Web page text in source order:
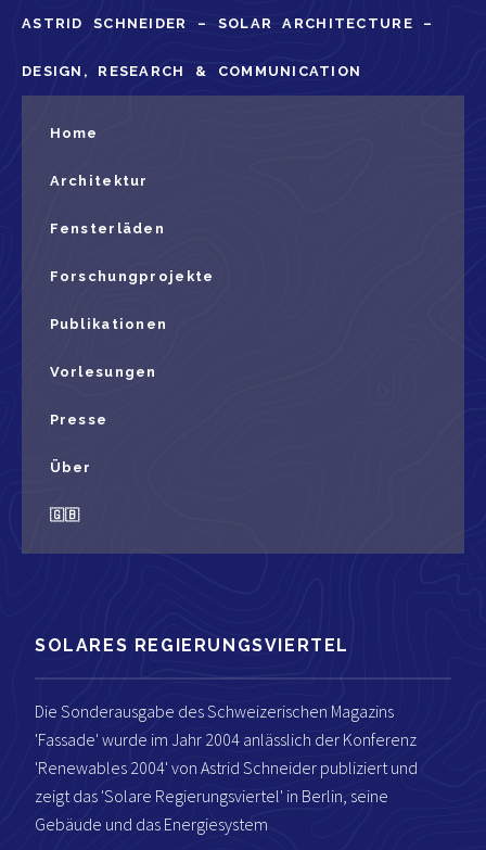
ASTRID SCHNEIDER – SOLAR ARCHITECTURE –
DESIGN, RESEARCH & COMMUNICATION
Home
Architektur
Fensterläden
Forschungprojekte
Publikationen
Vorlesungen
Presse
Über
🇬🇧
SOLARES REGIERUNGSVIERTEL
Die Sonderausgabe des Schweizerischen Magazins
'Fassade' wurde im Jahr 2004 anlässlich der Konferenz
'Renewables 2004' von Astrid Schneider publiziert und
zeigt das 'Solare Regierungsviertel' in Berlin, seine
Gebäude und das Energiesystem